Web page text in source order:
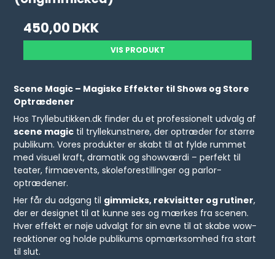
450,00 DKK
VIS PRODUKT
Scene Magic – Magiske Effekter til Shows og Store
Optrædener
Hos Tryllebutikken.dk finder du et professionelt udvalg af
scene magic til tryllekunstnere, der optræder for større
publikum. Vores produkter er skabt til at fylde rummet
med visuel kraft, dramatik og showværdi – perfekt til
teater, firmaevents, skoleforestillinger og parlor-
optrædener.
Her får du adgang til gimmicks, rekvisitter og rutiner,
der er designet til at kunne ses og mærkes fra scenen.
Hver effekt er nøje udvalgt for sin evne til at skabe wow-
reaktioner og holde publikums opmærksomhed fra start
til slut.